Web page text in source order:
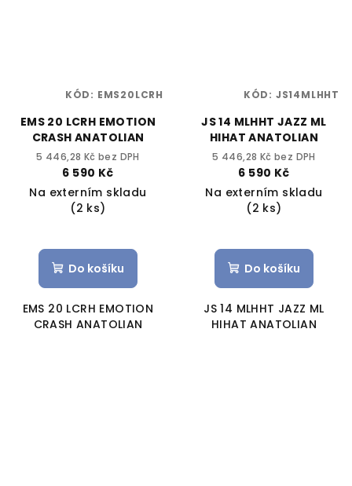
EMS 20 LCRH EMOTION
CRASH ANATOLIAN
5 446,28 Kč bez DPH
6 590 Kč
Na externím skladu
(2 ks)
Do košíku
EMS 20 LCRH EMOTION
CRASH ANATOLIAN
KÓD: EMS20LCRH
JS 14 MLHHT JAZZ ML
HIHAT ANATOLIAN
5 446,28 Kč bez DPH
6 590 Kč
Na externím skladu
(2 ks)
Do košíku
JS 14 MLHHT JAZZ ML
HIHAT ANATOLIAN
KÓD: JS14MLHHT